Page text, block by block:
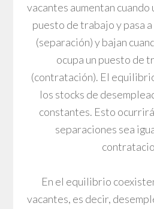
vacantes aumentan
puesto de trabajo y pasa
(separación) y bajan
ocupa un puesto de
(contratación). El
los stocks de
constantes. Esto
separaciones sea
En el equilibrio
vacantes, es decir,